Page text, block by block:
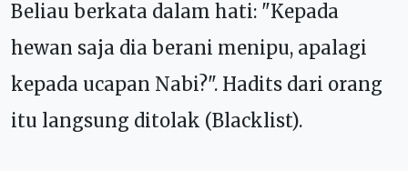
Beliau berkata dalam hati: "Kepada
hewan saja dia berani menipu, apalagi
kepada ucapan Nabi?". Hadits dari orang
itu langsung ditolak (Blacklist).